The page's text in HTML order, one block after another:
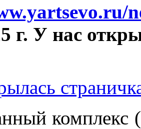
г. У нас
комплекс